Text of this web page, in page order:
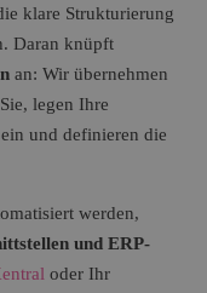
klare Strukturierung
Daran knüpft
an: Wir übernehmen
legen Ihre
und definieren die
werden,
und ERP-
oder Ihr